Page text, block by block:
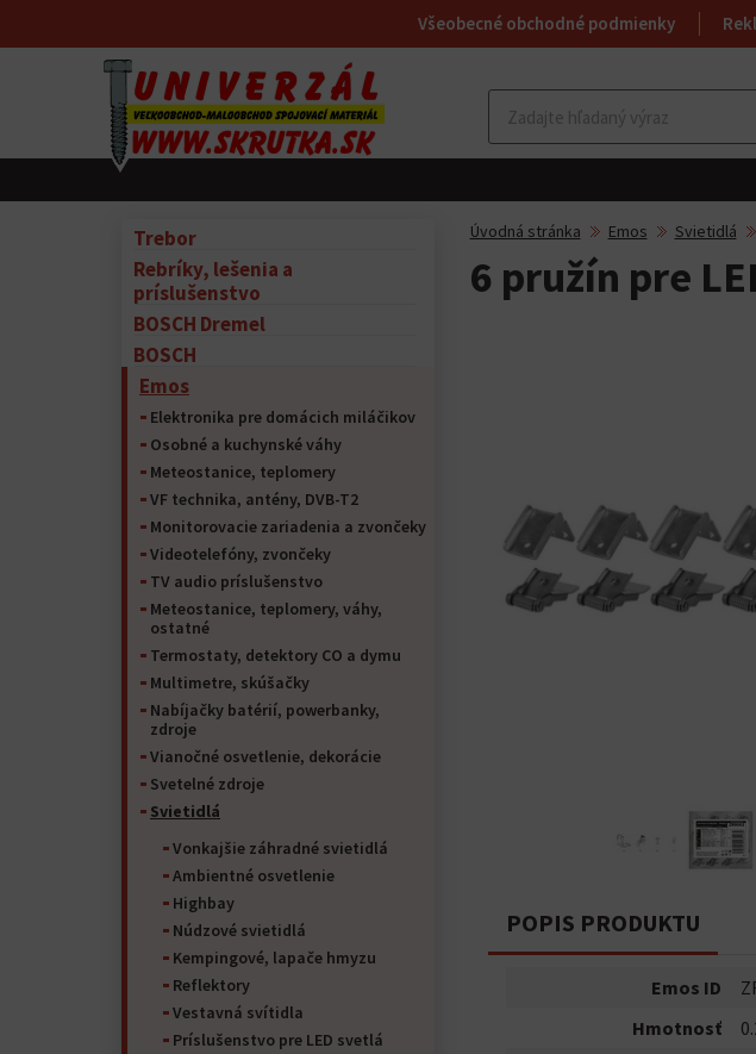
Všeobecné obchodné podmienky
Trebor
Rebríky, lešenia a
príslušenstvo
BOSCH Dremel
BOSCH
Emos
Elektronika pre domácich miláčikov
Osobné a kuchynské váhy
Meteostanice, teplomery
VF technika, antény, DVB-T2
Monitorovacie zariadenia a zvončeky
Videotelefóny, zvončeky
TV audio príslušenstvo
Meteostanice, teplomery, váhy,
ostatné
Termostaty, detektory CO a dymu
Multimetre, skúšačky
Nabíjačky batérií, powerbanky,
zdroje
Vianočné osvetlenie, dekorácie
Svetelné zdroje
Svietidlá
Vonkajšie záhradné svietidlá
Ambientné osvetlenie
Highbay
Núdzové svietidlá
Kempingové, lapače hmyzu
Reflektory
Vestavná svítidla
Príslušenstvo pre LED svetlá
Úvodná stránka Emos Svietidlá
6 pružín pre
POPIS PRODUKTU
Emos ID
Hmotnosť